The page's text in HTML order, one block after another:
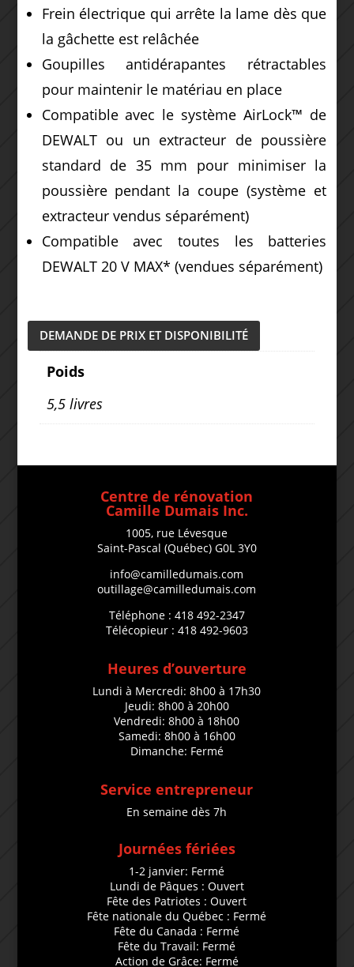
Frein électrique qui arrête la lame dès que
la gâchette est relâchée
Goupilles antidérapantes rétractables
pour maintenir le matériau en place
Compatible avec le système AirLock™ de
DEWALT ou un extracteur de poussière
standard de 35 mm pour minimiser la
poussière pendant la coupe (système et
extracteur vendus séparément)
Compatible avec toutes les batteries
DEWALT 20 V MAX* (vendues séparément)
DEMANDE DE PRIX ET DISPONIBILITÉ
Poids
5,5 livres
Centre de rénovation
Camille Dumais Inc.
1005, rue Lévesque
Saint-Pascal (Québec) G0L 3Y0
info@camilledumais.com
outillage@camilledumais.com
Téléphone : 418 492-2347
Télécopieur : 418 492-9603
Heures d’ouverture
Lundi à Mercredi: 8h00 à 17h30
Jeudi: 8h00 à 20h00
Vendredi: 8h00 à 18h00
Samedi: 8h00 à 16h00
Dimanche: Fermé
Service entrepreneur
En semaine dès 7h
Journées fériées
1-2 janvier: Fermé
Lundi de Pâques : Ouvert
Fête des Patriotes : Ouvert
Fête nationale du Québec : Fermé
Fête du Canada : Fermé
Fête du Travail: Fermé
Action de Grâce: Fermé